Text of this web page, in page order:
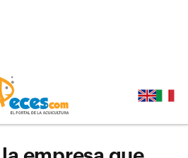
principal